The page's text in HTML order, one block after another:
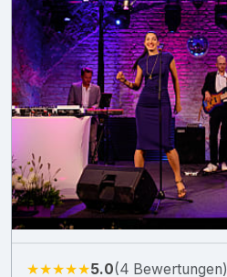
★★★★★5.0(4 Bewertungen)